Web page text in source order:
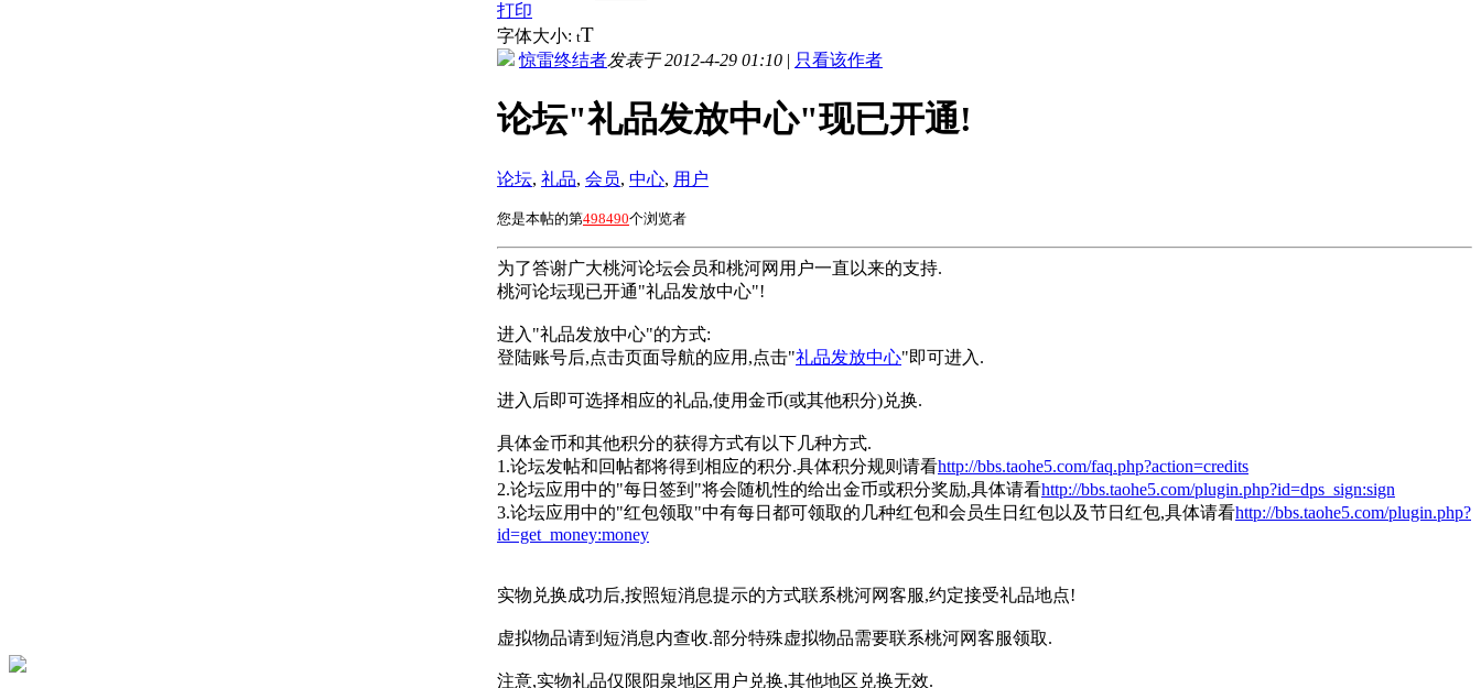
打印
字体大小: tT
惊雷终结者发表于 2012-4-29 01:10 | 只看该作者
论坛"礼品发放中心"现已开通!
论坛, 礼品, 会员, 中心, 用户
您是本帖的第498490个浏览者
为了答谢广大桃河论坛会员和桃河网用户一直以来的支持.
桃河论坛现已开通"礼品发放中心"!
进入"礼品发放中心"的方式:
登陆账号后,点击页面导航的应用,点击"礼品发放中心"即可进入.
进入后即可选择相应的礼品,使用金币(或其他积分)兑换.
具体金币和其他积分的获得方式有以下几种方式.
1.论坛发帖和回帖都将得到相应的积分.具体积分规则请看http://bbs.taohe5.com/faq.php?action=credits
2.论坛应用中的"每日签到"将会随机性的给出金币或积分奖励,具体请看http://bbs.taohe5.com/plugin.php?id=dps_sign:sign
3.论坛应用中的"红包领取"中有每日都可领取的几种红包和会员生日红包以及节日红包,具体请看http://bbs.taohe5.com/plugin.php?
id=get_money:money
实物兑换成功后,按照短消息提示的方式联系桃河网客服,约定接受礼品地点!
虚拟物品请到短消息内查收.部分特殊虚拟物品需要联系桃河网客服领取.
注意,实物礼品仅限阳泉地区用户兑换,其他地区兑换无效.